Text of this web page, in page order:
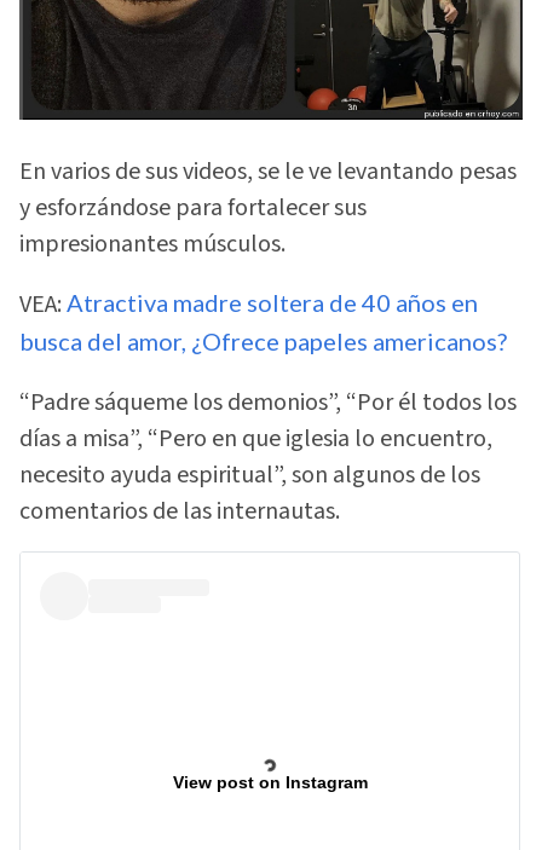
En varios de sus videos, se le ve levantando pesas
y esforzándose para fortalecer sus
impresionantes músculos.
VEA: Atractiva madre soltera de 40 años en
busca del amor, ¿Ofrece papeles americanos?
“Padre sáqueme los demonios”, “Por él todos los
días a misa”, “Pero en que iglesia lo encuentro,
necesito ayuda espiritual”, son algunos de los
comentarios de las internautas.
View post on Instagram